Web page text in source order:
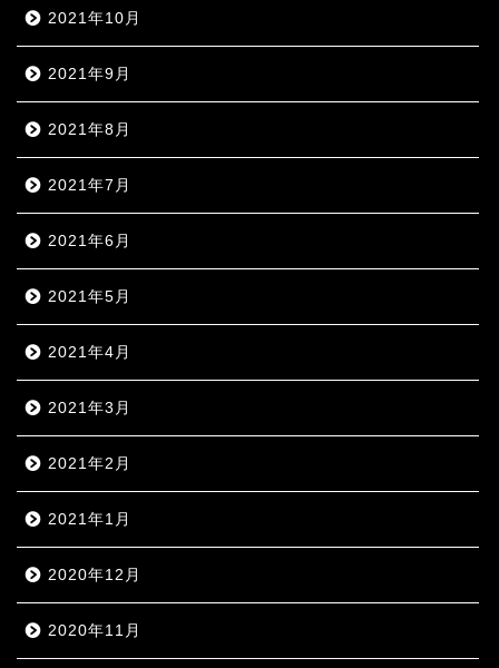
2021年10月
2021年9月
2021年8月
2021年7月
2021年6月
2021年5月
2021年4月
2021年3月
2021年2月
2021年1月
2020年12月
2020年11月